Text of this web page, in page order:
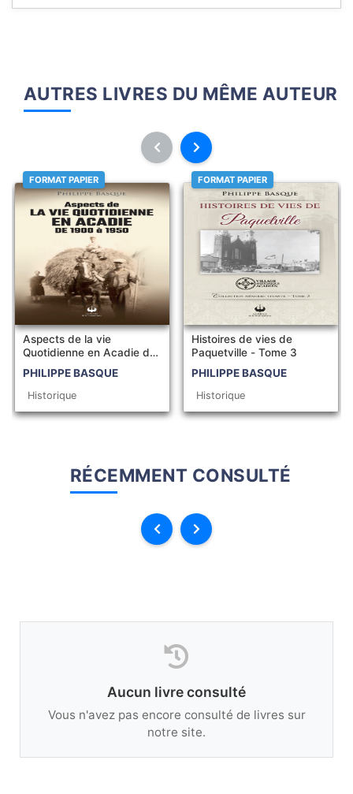
AUTRES LIVRES DU MÊME AUTEUR
FORMAT PAPIER
Aspects de la vie
Quotidienne en Acadie de
1900 à 1950
PHILIPPE BASQUE
Historique
FORMAT PAPIER
Histoires de vies de
Paquetville - Tome 3
PHILIPPE BASQUE
Historique
RÉCEMMENT CONSULTÉ
Aucun livre consulté
Vous n'avez pas encore consulté de livres sur
notre site.